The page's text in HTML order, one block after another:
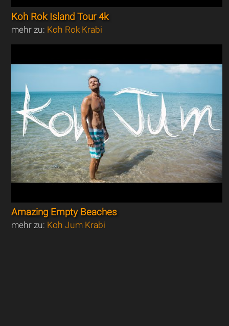
Koh Rok Island Tour 4k
mehr zu: Koh Rok Krabi
Amazing Empty Beaches
mehr zu: Koh Jum Krabi